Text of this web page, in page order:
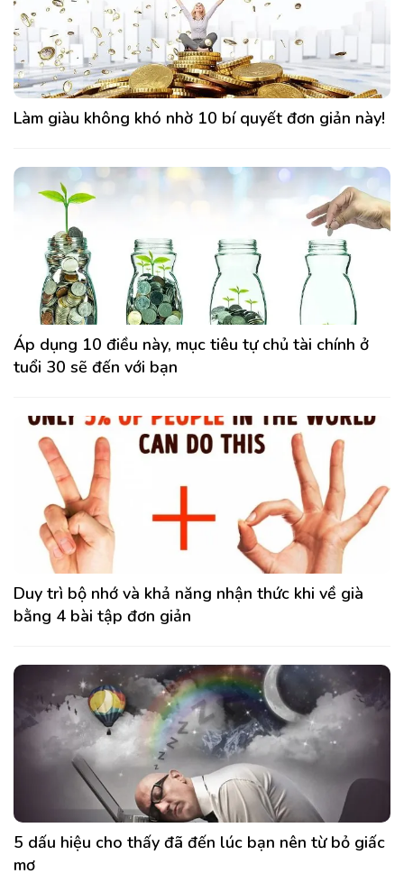
Làm giàu không khó nhờ 10 bí quyết đơn giản này!
Áp dụng 10 điều này, mục tiêu tự chủ tài chính ở
tuổi 30 sẽ đến với bạn
Duy trì bộ nhớ và khả năng nhận thức khi về già
bằng 4 bài tập đơn giản
5 dấu hiệu cho thấy đã đến lúc bạn nên từ bỏ giấc
mơ